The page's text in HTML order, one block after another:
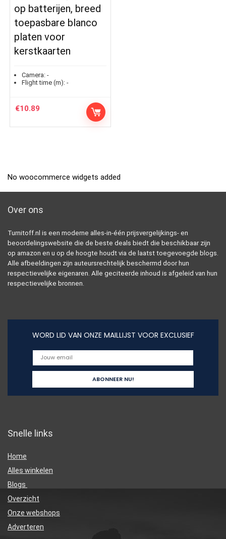
op batterijen, breed
toepasbare blanco
platen voor
kerstkaarten
Camera: -
Flight time (m): -
€10.89
No woocommerce widgets added
Over ons
Turnitoff.nl is een moderne alles-in-één prijsvergelijkings- en
beoordelingswebsite die de beste deals biedt die beschikbaar zijn
op amazon en u op de hoogte houdt via de laatst toegevoegde blogs.
Alle afbeeldingen zijn auteursrechtelijk beschermd door hun
respectievelijke eigenaren. Alle geciteerde inhoud is afgeleid van hun
respectievelijke bronnen.
WORD LID VAN ONZE MAILLIJST VOOR EXCLUSIEF
Snelle links
Home
Alles winkelen
Blogs
Overzicht
Onze webshops
Adverteren